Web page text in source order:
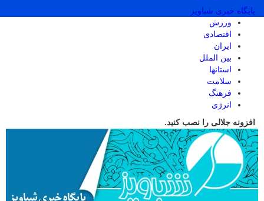
پایگاه خبری شباویز
ورزش
اقتصادی
ایران
بین الملل
استانها
سلامت
فرهنگ
انرژی
افزونه جلالی را نصب کنید.